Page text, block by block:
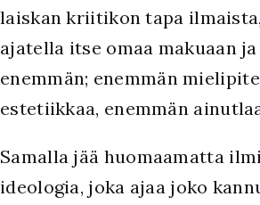
laiskan kriitikon tapa
ajatella itse omaa makuaan
enemmän; enemmän
estetiikkaa, enemmän
Samalla jää huomaamatta
ideologia, joka ajaa joko